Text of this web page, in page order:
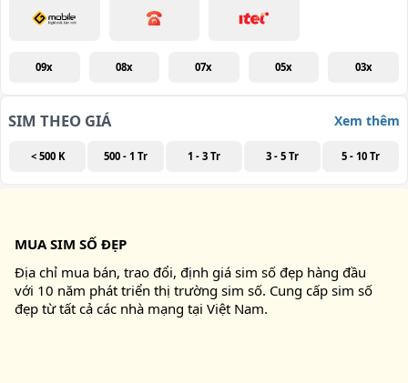
09x 08x 07x 05x 03x
SIM THEO GIÁ Xem thêm
< 500 K 500 - 1 Tr 1 - 3 Tr 3 - 5 Tr 5 - 10 Tr
MUA SIM SỐ ĐẸP
Địa chỉ mua bán, trao đổi, định giá sim số đẹp hàng đầu
với 10 năm phát triển thị trường sim số. Cung cấp sim số
đẹp từ tất cả các nhà mạng tại Việt Nam.